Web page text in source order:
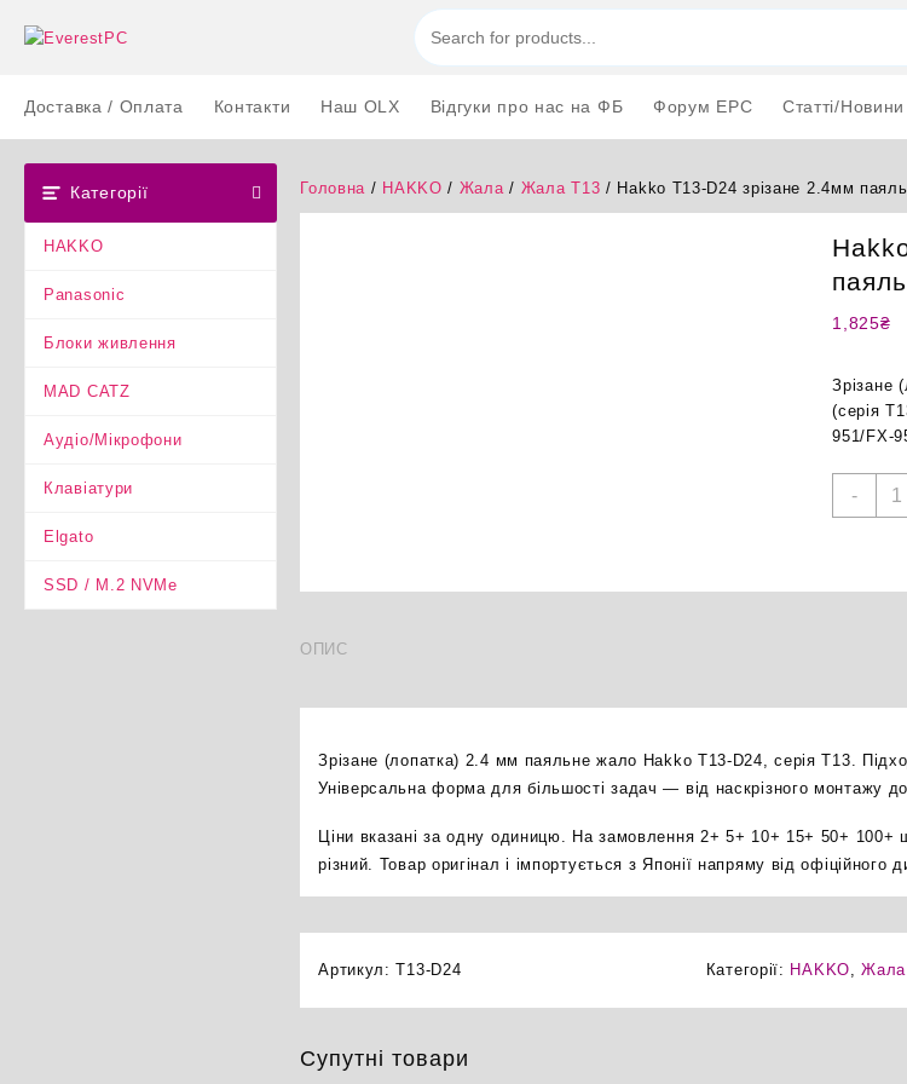
Доставка / Оплата Контакти Наш OLX Відгуки про нас на ФБ Форум EPC Статті/Новини
Категорії
HAKKO
Panasonic
Блоки живлення
MAD CATZ
Аудіо/Мікрофони
Клавіатури
Elgato
SSD / M.2 NVMe
Головна / HAKKO / Жала/ Жала T13 / Hakko T13-D24 зрізане 2.4мм
1,825₴
Зрізане
(серія
951/FX-
-
ОПИС
Зрізане (лопатка) 2.4 мм паяльне жало Hakko T13-D24, серія T13.
Універсальна форма для більшості задач — від наскрізного монтажу
Ціни вказані за одну одиницю. На замовлення 2+ 5+ 10+ 15+ 50+
різний. Товар оригінал і імпортується з Японії напряму від офіційного
Артикул:T13-D24 Категорії: HAKKO,Жала
Супутні товари